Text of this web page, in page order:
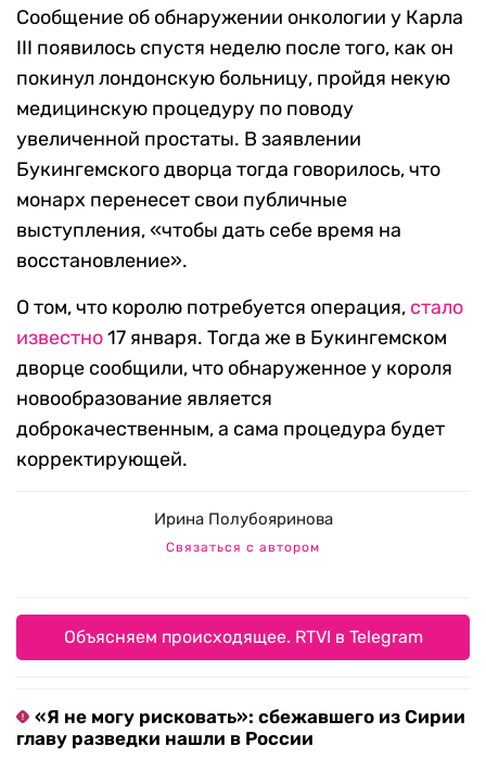
Сообщение об обнаружении онкологии у Карла
III появилось спустя неделю после того, как он
покинул лондонскую больницу, пройдя некую
медицинскую процедуру по поводу
увеличенной простаты. В заявлении
Букингемского дворца тогда говорилось, что
монарх перенесет свои публичные
выступления, «чтобы дать себе время на
восстановление».
О том, что королю потребуется операция, стало
известно17 января. Тогда же в Букингемском
дворце сообщили, что обнаруженное у короля
новообразование является
доброкачественным, а сама процедура будет
корректирующей.
Ирина Полубояринова
Связаться с автором
Объясняем происходящее. RTVI в Telegram
«Я не могу рисковать»: сбежавшего из Сирии
главу разведки нашли в России